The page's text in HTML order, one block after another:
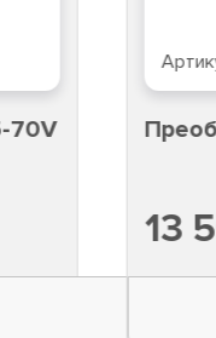
Артикул:
13 500